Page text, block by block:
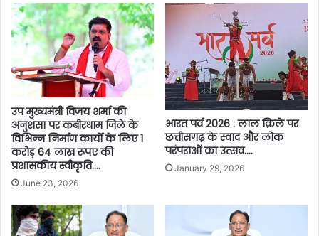
उप मुख्यमंत्री विजय शर्मा की
अनुशंसा पर कबीरधाम जिले के
विभिन्न निर्माण कार्यों के लिए 1
करोड़ 64 लाख रूपए की
प्रशासकीय स्वीकृति….
June 23, 2026
भारत पर्व 2026 : लाल क़िले पर
छत्तीसगढ़ के स्वाद और लोक
परंपराओं का उत्सव….
January 29, 2026